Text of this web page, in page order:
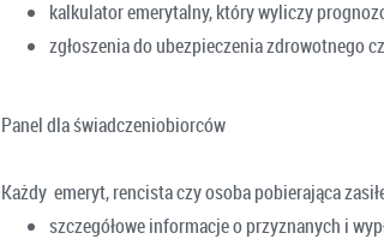
kalkulator emerytalny, który wyliczy
zgłoszenia do ubezpieczenia zdrowotnego
Panel dla świadczeniobiorców
Każdy emeryt, rencista czy osoba pobierająca
szczegółowe informacje o przyznanych i